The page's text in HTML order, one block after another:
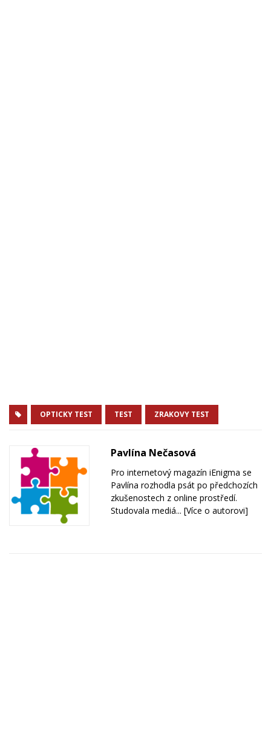
OPTICKY TEST TEST ZRAKOVY TEST
Pavlína Nečasová
Pro internetový magazín iEnigma se
Pavlína rozhodla psát po předchozích
zkušenostech z online prostředí.
Studovala mediá... [Více o autorovi]